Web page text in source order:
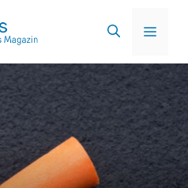
Menü